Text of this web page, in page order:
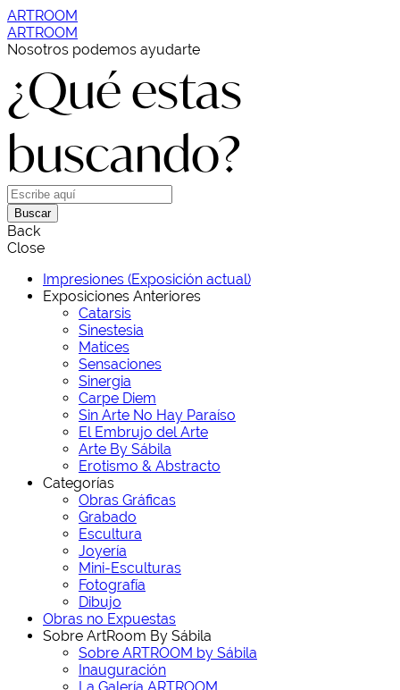
ARTROOM
ARTROOM
Nosotros podemos ayudarte
¿Qué estas
buscando?
Buscar
Back
Close
Impresiones (Exposición actual)
Exposiciones Anteriores
Catarsis
Sinestesia
Matices
Sensaciones
Sinergia
Carpe Diem
Sin Arte No Hay Paraíso
El Embrujo del Arte
Arte By Sábila
Erotismo & Abstracto
Categorías
Obras Gráficas
Grabado
Escultura
Joyería
Mini-Esculturas
Fotografía
Dibujo
Obras no Expuestas
Sobre ArtRoom By Sábila
Sobre ARTROOM by Sábila
Inauguración